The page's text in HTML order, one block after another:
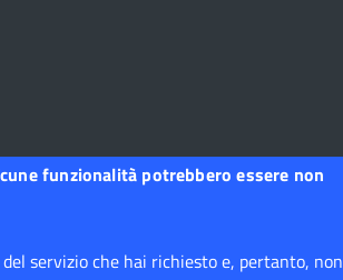
funzionalità potrebbero essere non
servizio che hai richiesto e, pertanto, non